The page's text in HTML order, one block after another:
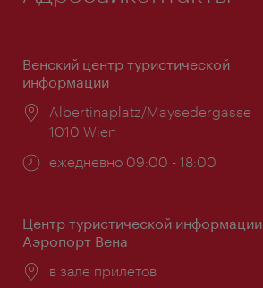
Венский центр туристической
информации
Расположение:
Albertinaplatz/Maysedergasse
1010 Wien
Часы
ежедневно 09:00 - 18:00
Центр туристической информации
Аэропорт Вена
Расположение:
в зале прилетов